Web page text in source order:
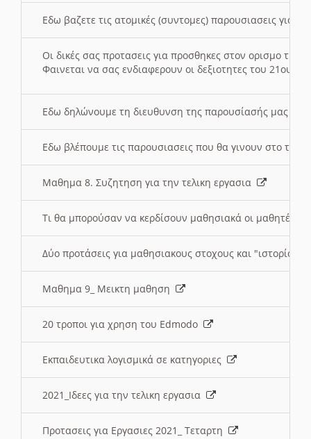
Εδω βαζετε τις ατομικές (συντομες) παρουσιασεις για
Οι δικές σας προτασεις για προσθηκες στον ορισμο
Φαινεται να σας ενδιαφερουν οι δεξιοτητες του 21ου
Εδω δηλώνουμε τη διευθυνση της παρουσίασής μας
Εδω βλέπουμε τις παρουσιασεις που θα γινουν στο
Μαθημα 8. Συζητηση για την τελικη εργασια
Τι θα μπορούσαν να κερδίσουν μαθησιακά οι μαθητές/
Δύο προτάσεις για μαθησιακους στοχους και "ιστορία"
Μαθημα 9_ Μεικτη μαθηση
20 τροποι για χρηση του Edmodo
Εκπαιδευτικα λογισμικά σε κατηγοριες
2021_Ιδεες για την τελικη εργασια
Προτασεις για Εργασιες 2021_ Τεταρτη